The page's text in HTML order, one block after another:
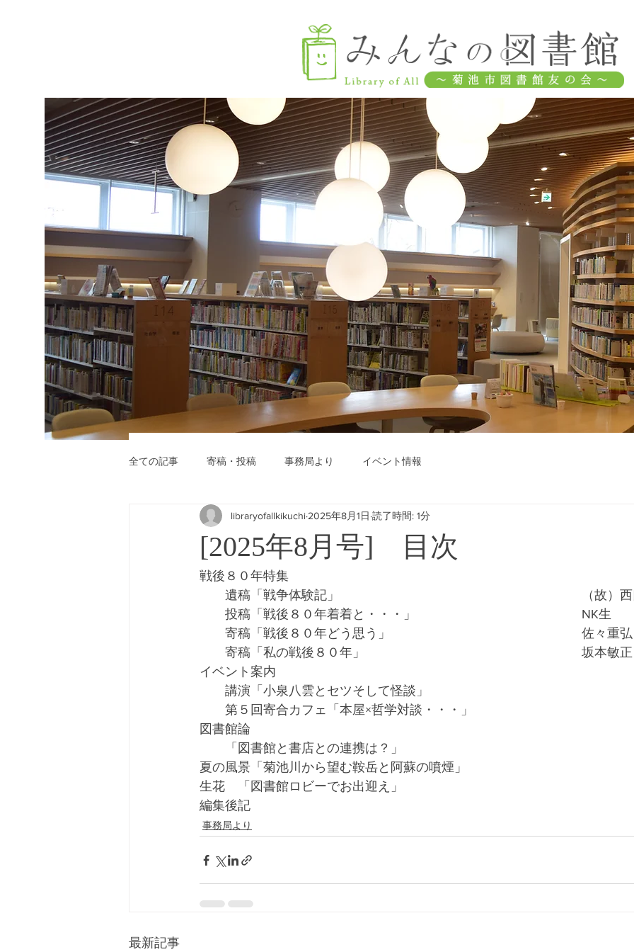
全ての記事 寄稿・投稿 事務局より イベント情報
[2025年8月号] 目次
libraryofallkikuchi 2025年8月1日 読了時間: 1分
戦後８０年特集
遺稿「戦争体験記」　　　　　　　　　　　　　　　　　　　（故）西
投稿「戦後８０年着着と・・・」　　　　　　　　　　　　　NK生
寄稿「戦後８０年どう思う」　　　　　　　　　　　　　　　佐々重弘
寄稿「私の戦後８０年」　　　　　　　　　　　　　　　　　坂本敏正
イベント案内
講演「小泉八雲とセツそして怪談」
第５回寄合カフェ「本屋×哲学対談・・・」
図書館論
「図書館と書店との連携は？」
夏の風景「菊池川から望む鞍岳と阿蘇の噴煙」
生花　「図書館ロビーでお出迎え」
編集後記
事務局より
最新記事